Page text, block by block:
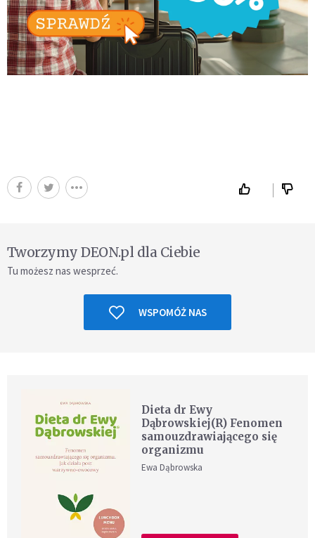
Tworzymy DEON.pl dla Ciebie
Tu możesz nas wesprzeć.
WSPOMÓŻ NAS
Dieta dr Ewy
Dąbrowskiej(R) Fenomen
samouzdrawiającego się
organizmu
Ewa Dąbrowska